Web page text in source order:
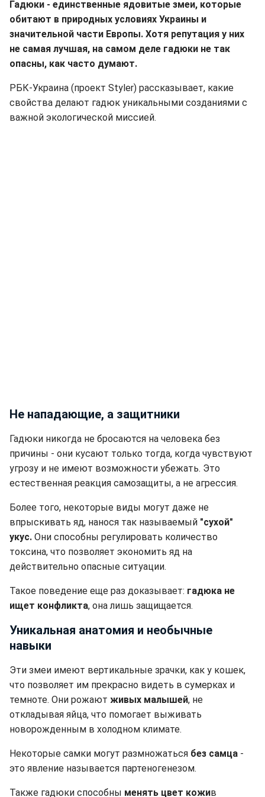
Гадюки - единственные ядовитые змеи, которые
обитают в природных условиях Украины и
значительной части Европы. Хотя репутация у них
не самая лучшая, на самом деле гадюки не так
опасны, как часто думают.
РБК-Украина (проект Styler) рассказывает, какие
свойства делают гадюк уникальными созданиями с
важной экологической миссией.
Не нападающие, а защитники
Гадюки никогда не бросаются на человека без
причины - они кусают только тогда, когда чувствуют
угрозу и не имеют возможности убежать. Это
естественная реакция самозащиты, а не агрессия.
Более того, некоторые виды могут даже не
впрыскивать яд, нанося так называемый "сухой"
укус. Они способны регулировать количество
токсина, что позволяет экономить яд на
действительно опасные ситуации.
Такое поведение еще раз доказывает: гадюка не
ищет конфликта, она лишь защищается.
Уникальная анатомия и необычные
навыки
Эти змеи имеют вертикальные зрачки, как у кошек,
что позволяет им прекрасно видеть в сумерках и
темноте. Они рожают живых малышей, не
откладывая яйца, что помогает выживать
новорожденным в холодном климате.
Некоторые самки могут размножаться без самца -
это явление называется партеногенезом.
Также гадюки способны менять цвет кожив